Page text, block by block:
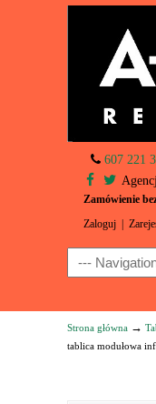
607 221
Zamówienie
Zaloguj
Navigation
Strona główna →
tablica modułowa